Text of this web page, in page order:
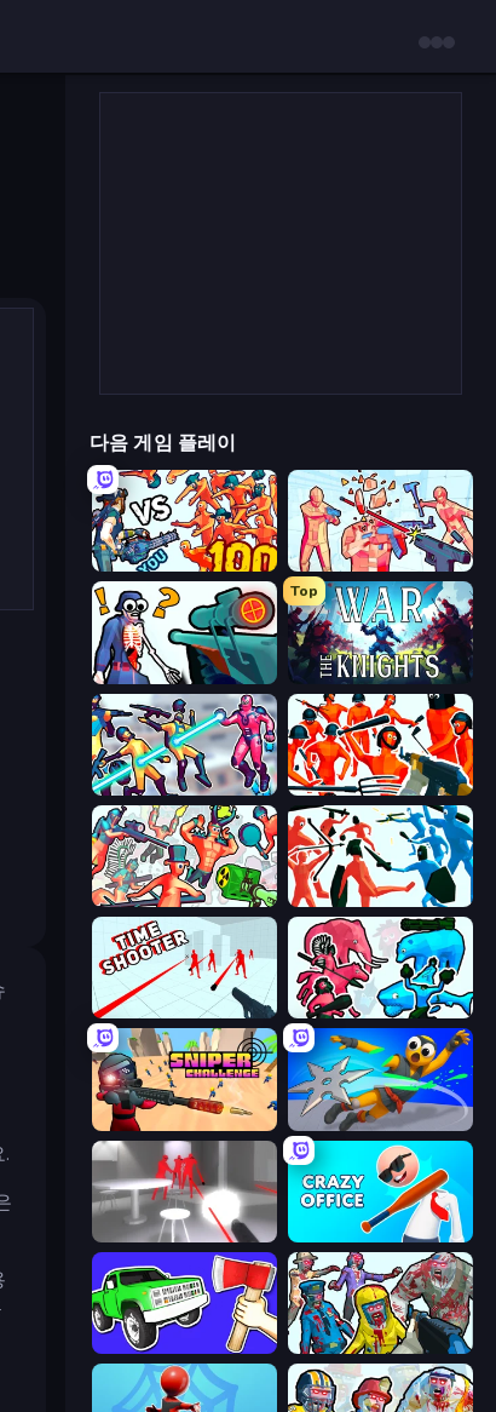
다음 게임 플레이
Horde Killer: You vs 100 Time Shooter 2
Sniper Shot: Bullet Time
Top
War the Knights
Hero 3: Flying Robot Funny Shooter - Destroy All
Funny Shooter 2 Funny Battle Simulator
Time Shooter Funny Battle Simulator 2
Sniper Challenge Ninja Swipe Strike
SuperHot Crazy Office: Slap and Smash!
Zombies Shooter